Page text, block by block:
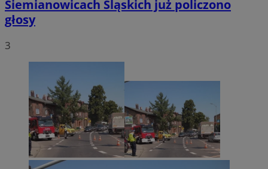
Siemianowicach Śląskich już policzono
głosy
3